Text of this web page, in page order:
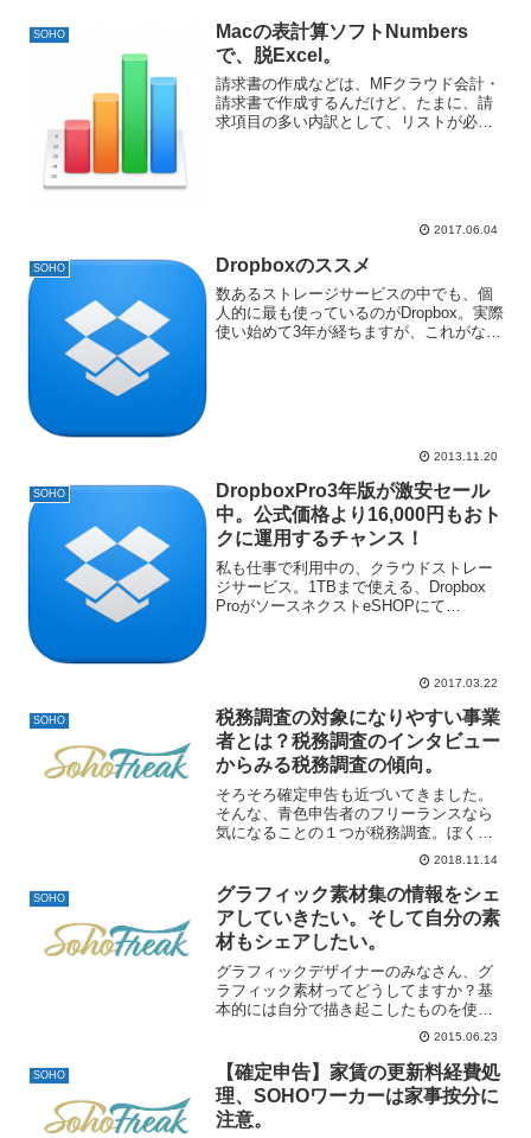
SOHO
Macの表計算ソフトNumbers
で、脱Excel。
請求書の作成などは、MFクラウド会計・
請求書で作成するんだけど、たまに、請
求項目の多い内訳として、リストが必要
2017.06.04
SOHO Dropboxのススメ
数あるストレージサービスの中でも、個
人的に最も使っているのがDropbox。実際
使い始めて3年が経ちますが、これがない
2013.11.20
SOHO
DropboxPro3年版が激安セール
中。公式価格より16,000円もおト
クに運用するチャンス！
私も仕事で利用中の、クラウドストレー
ジサービス。1TBまで使える、Dropbox
ProがソースネクストeSHOPにて
2017.03.22
SOHO
税務調査の対象になりやすい事業
者とは？税務調査のインタビュー
からみる税務調査の傾向。
そろそろ確定申告も近づいてきました。
そんな、青色申告者のフリーランスなら
気になることの１つが税務調査。ぼく
も、税務調査を受けたことのある知人の
話を聞いていたので、いつか自分にもく
るんじゃかないかとドキドキしつつも、
独立して7年たちますが一度...
2018.11.14
SOHO
グラフィック素材集の情報をシェ
アしていきたい。そして自分の素
材もシェアしたい。
グラフィックデザイナーのみなさん、グ
ラフィック素材ってどうしてますか？基
本的には自分で描き起こしたものを使用
しますが、メイン以外の少ない面積の一
部で使うテクスチャや、背景に柄を敷き
たいって時があります。フリーランスデ
ザイナーのデザイン単価は...
2015.06.23
SOHO
【確定申告】家賃の更新料経費処
理、SOHOワーカーは家事按分に
注意。